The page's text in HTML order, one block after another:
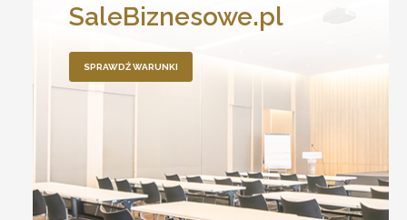
SaleBiznesowe.pl
SPRAWDŹ WARUNKI